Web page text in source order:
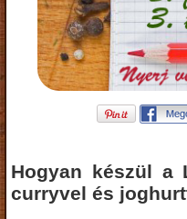
Hogyan készül a
curryvel és